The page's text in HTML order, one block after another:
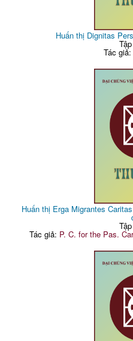
Huấn thị Dignitas
Tác
Huấn thị Erga Migrantes
Tác giả: P. C. for the Pas.